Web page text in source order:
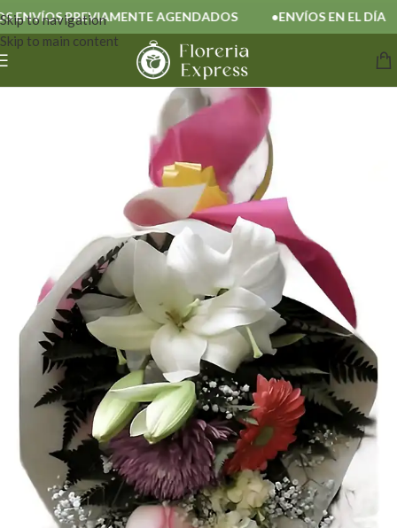
Skip to navigation
Skip to main content
PREVIAMENTE AGENDADOS ENVÍOS EN EL DÍA